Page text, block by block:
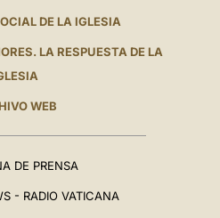
DE LA IGLESIA
LA RESPUESTA DE LA
WEB
DE PRENSA
- RADIO VATICANA